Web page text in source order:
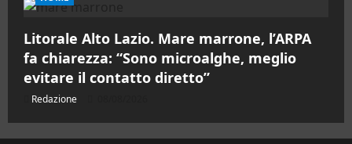
Litorale Alto Lazio. Mare marrone, l’ARPA
fa chiarezza: “Sono microalghe, meglio
evitare il contatto diretto”
Redazione